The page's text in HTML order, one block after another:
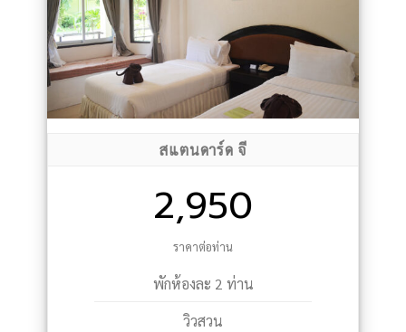
สแตนดาร์ด จี
2,950
ราคาต่อท่าน
พักห้องละ 2 ท่าน
วิวสวน